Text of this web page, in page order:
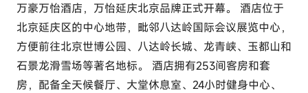
:
e
l
u
t
万豪万怡酒店，万怡延庆北京品牌正式开幕。 酒店位于
北京延庆区的中心地带，毗邻八达岭国际会议展览中心，
方便前往北京世博公园、八达岭长城、龙青峡、玉都山和
石景龙滑雪场等著名地标。 酒店拥有253间客房和套
房，配备全天候餐厅、大堂休息室、24小时健身中心、